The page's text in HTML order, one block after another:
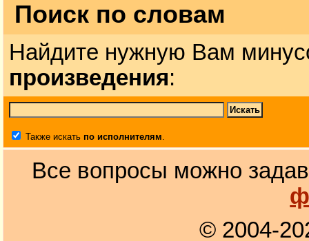
Поиск по словам
Найдите нужную Вам
произведения:
Также искать по исполнителям.
Все вопросы можно
© 2004-